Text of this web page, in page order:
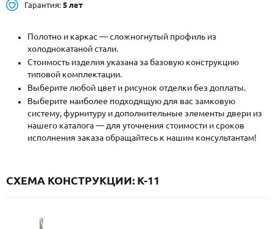
+7 (495) 411-44-41
INFO@META-M.RU
ЗАПРОСИТЬ РАСЧЕТ
Каталог Распродажа Как купить
Записаться на замер
Гарантия: 5 лет
Полотно и каркас — сложногнутый профиль из
холоднокатаной стали.
Стоимость изделия указана за базовую конструкцию
типовой комплектации.
Выберите любой цвет и рисунок отделки без доплаты.
Выберите наиболее подходящую для вас замковую
систему, фурнитуру и дополнительные элементы двери из
нашего каталога — для уточнения стоимости и сроков
исполнения заказа обращайтесь к нашим консультантам!
СХЕМА КОНСТРУКЦИИ: K-11